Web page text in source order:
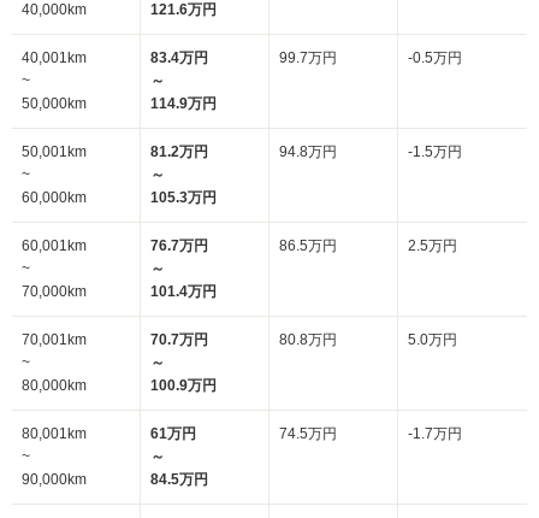
40,000km
121.6万円
40,001km
~
50,000km
83.4万円
～
114.9万円
99.7万円 -0.5万円
50,001km
~
60,000km
81.2万円
～
105.3万円
94.8万円 -1.5万円
60,001km
~
70,000km
76.7万円
～
101.4万円
86.5万円 2.5万円
70,001km
~
80,000km
70.7万円
～
100.9万円
80.8万円 5.0万円
80,001km
~
90,000km
61万円
～
84.5万円
74.5万円 -1.7万円